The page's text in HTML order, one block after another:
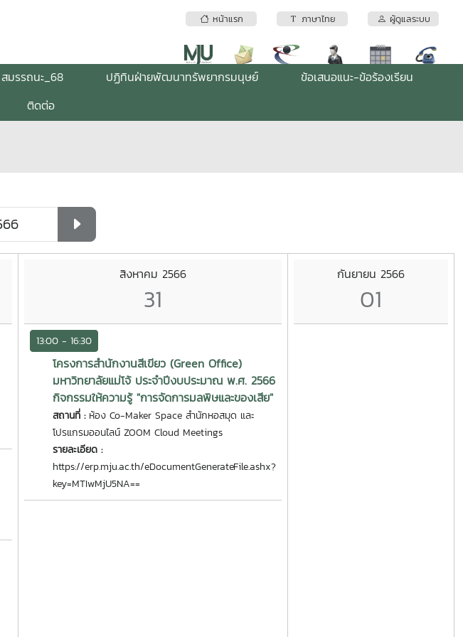
หน้าแรก ภาษาไทย ผู้ดูแลระบบ
สมรรถนะ_68 ปฏิทินฝ่ายพัฒนาทรัพยากรมนุษย์
ข้อเสนอแนะ-ข้อร้องเรียน
ติดต่อ
สิงหาคม 2566
31
13:00 - 16:30
โครงการสำนักงานสีเขียว (Green Office)
มหาวิทยาลัยแม่โจ้ ประจำปีงบประมาณ พ.ศ. 2566
กิจกรรมให้ความรู้ "การจัดการมลพิษและของเสีย"
สถานที่ : ห้อง Co-Maker Space สำนักหอสมุด และ
โปรแกรมออนไลน์ ZOOM Cloud Meetings
รายละเอียด :
https://erp.mju.ac.th/eDocumentGenerateFile.ashx?
key=MTIwMjU5NA==
กันยายน 2566
01